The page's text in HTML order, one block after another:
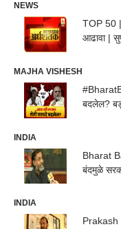
NEWS
TOP 50 |
आढावा |
MAJHA VISHESH
बदलेल?
INDIA
Bharat
बंदमुळे
INDIA
Prakash